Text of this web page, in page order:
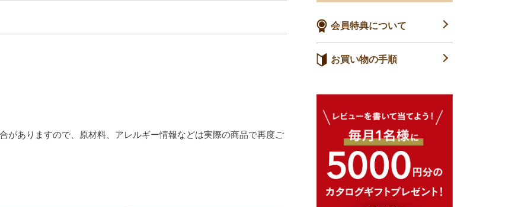
会員特典について
お買い物の手順
ありますので、原材料、アレルギー情報などは実際の商品で再度ご